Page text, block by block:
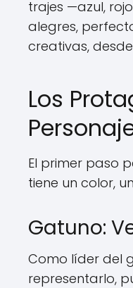
trajes —azul,
alegres,
creativas,
Los
El primer paso
tiene un color,
Gatuno:
Como líder del
representarlo,